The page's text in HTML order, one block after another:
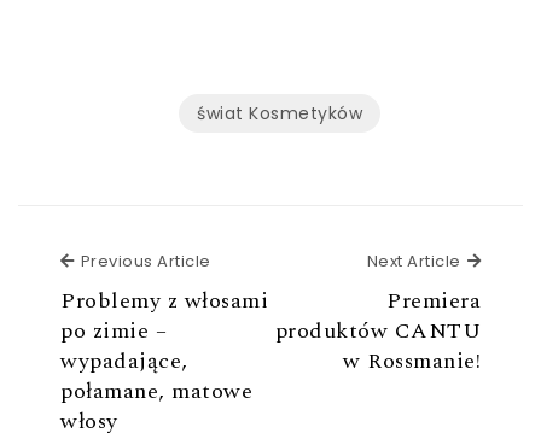
świat Kosmetyków
Previous Article
Problemy z włosami
po zimie –
wypadające,
połamane, matowe
włosy
Next Article Next
Premiera
produktów CANTU
w Rossmanie!